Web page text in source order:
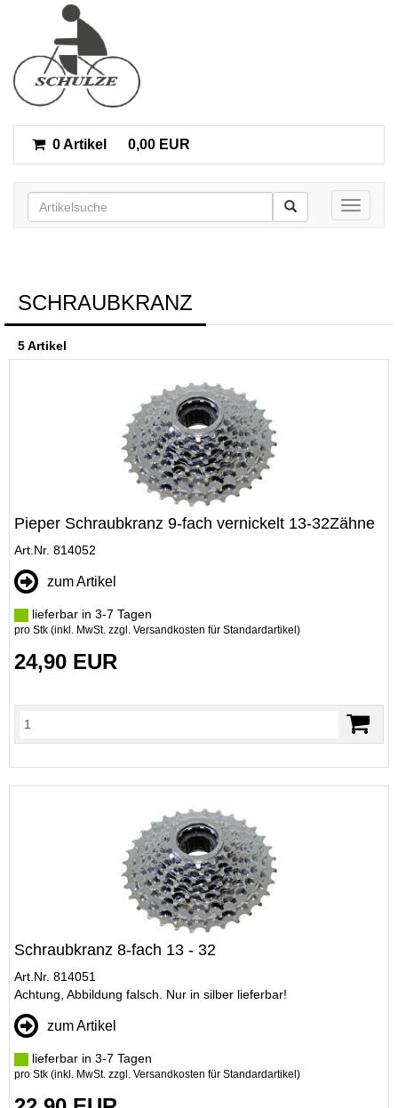
0 Artikel 0,00 EUR
Toggle
SCHRAUBKRANZ
5 Artikel
Pieper Schraubkranz 9-fach vernickelt 13-32Zähne
Art.Nr. 814052
zum Artikel
lieferbar in 3-7 Tagen
pro Stk (inkl. MwSt. zzgl. Versandkosten für Standardartikel )
24,90 EUR
Schraubkranz 8-fach 13 - 32
Art.Nr. 814051
Achtung, Abbildung falsch. Nur in silber lieferbar!
zum Artikel
lieferbar in 3-7 Tagen
pro Stk (inkl. MwSt. zzgl. Versandkosten für Standardartikel )